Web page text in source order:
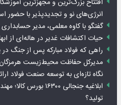
افتتاح بزرگ‌ترین و مجهزترین
انرژی‌های نو و تجدیدپذیر با حضور
گفتگو با کاوه معلمی، مدیر
حیات اکتشافات غدیر در هاله‌ای از
راهی که فولاد مبارکه پس از جنگ
مدیرکل حفاظت محیط‌زیست هرمزگان:
نگاه تازه‌ای به توسعه صنعت فولاد
ابلاغیه جنجالی
تولید؟